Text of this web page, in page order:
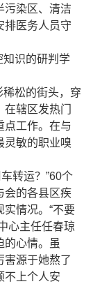
污染区、清洁
排医务人员守
知识的研判学
松的街头，穿
辖区发热门
点工作。在与
灵敏的职业嗅
转运？”60个
会的各县区疾
情况。“不要
心主任任春琼
的心情。虽
害源于她熬了
不上个人安